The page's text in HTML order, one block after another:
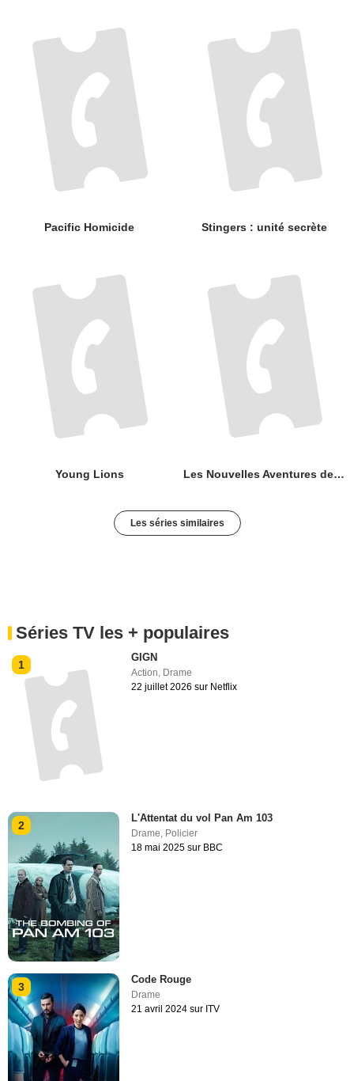
Pacific Homicide Stingers : unité secrète
Young Lions Les Nouvelles Aventures de Skippy
Les séries similaires
Séries TV les + populaires
1
GIGN
Action, Drame
22 juillet 2026 sur Netflix
2
L'Attentat du vol Pan Am 103
Drame, Policier
18 mai 2025 sur BBC
3
Code Rouge
Drame
21 avril 2024 sur ITV